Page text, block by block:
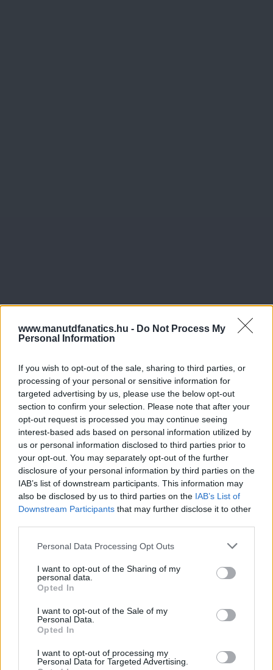
www.manutdfanatics.hu - Do Not Process My
Personal Information
If you wish to opt-out of the sale, sharing to third parties, or
processing of your personal or sensitive information for
targeted advertising by us, please use the below opt-out
section to confirm your selection. Please note that after your
opt-out request is processed you may continue seeing
interest-based ads based on personal information utilized by
us or personal information disclosed to third parties prior to
your opt-out. You may separately opt-out of the further
disclosure of your personal information by third parties on the
IAB’s list of downstream participants. This information may
also be disclosed by us to third parties on the IAB’s List of
Downstream Participants that may further disclose it to other
Please note that this website/app uses one or more Google
not limited to your visit or usage behaviour. You may click to
grant or deny consent to Google and its third-party tags to
use your data for below specified purposes in below Google
consent section.
Personal Data Processing Opt Outs
I want to opt-out of the Sharing of my
personal data.
Opted In
I want to opt-out of the Sale of my
Personal Data.
Opted In
I want to opt-out of processing my
Personal Data for Targeted Advertising.